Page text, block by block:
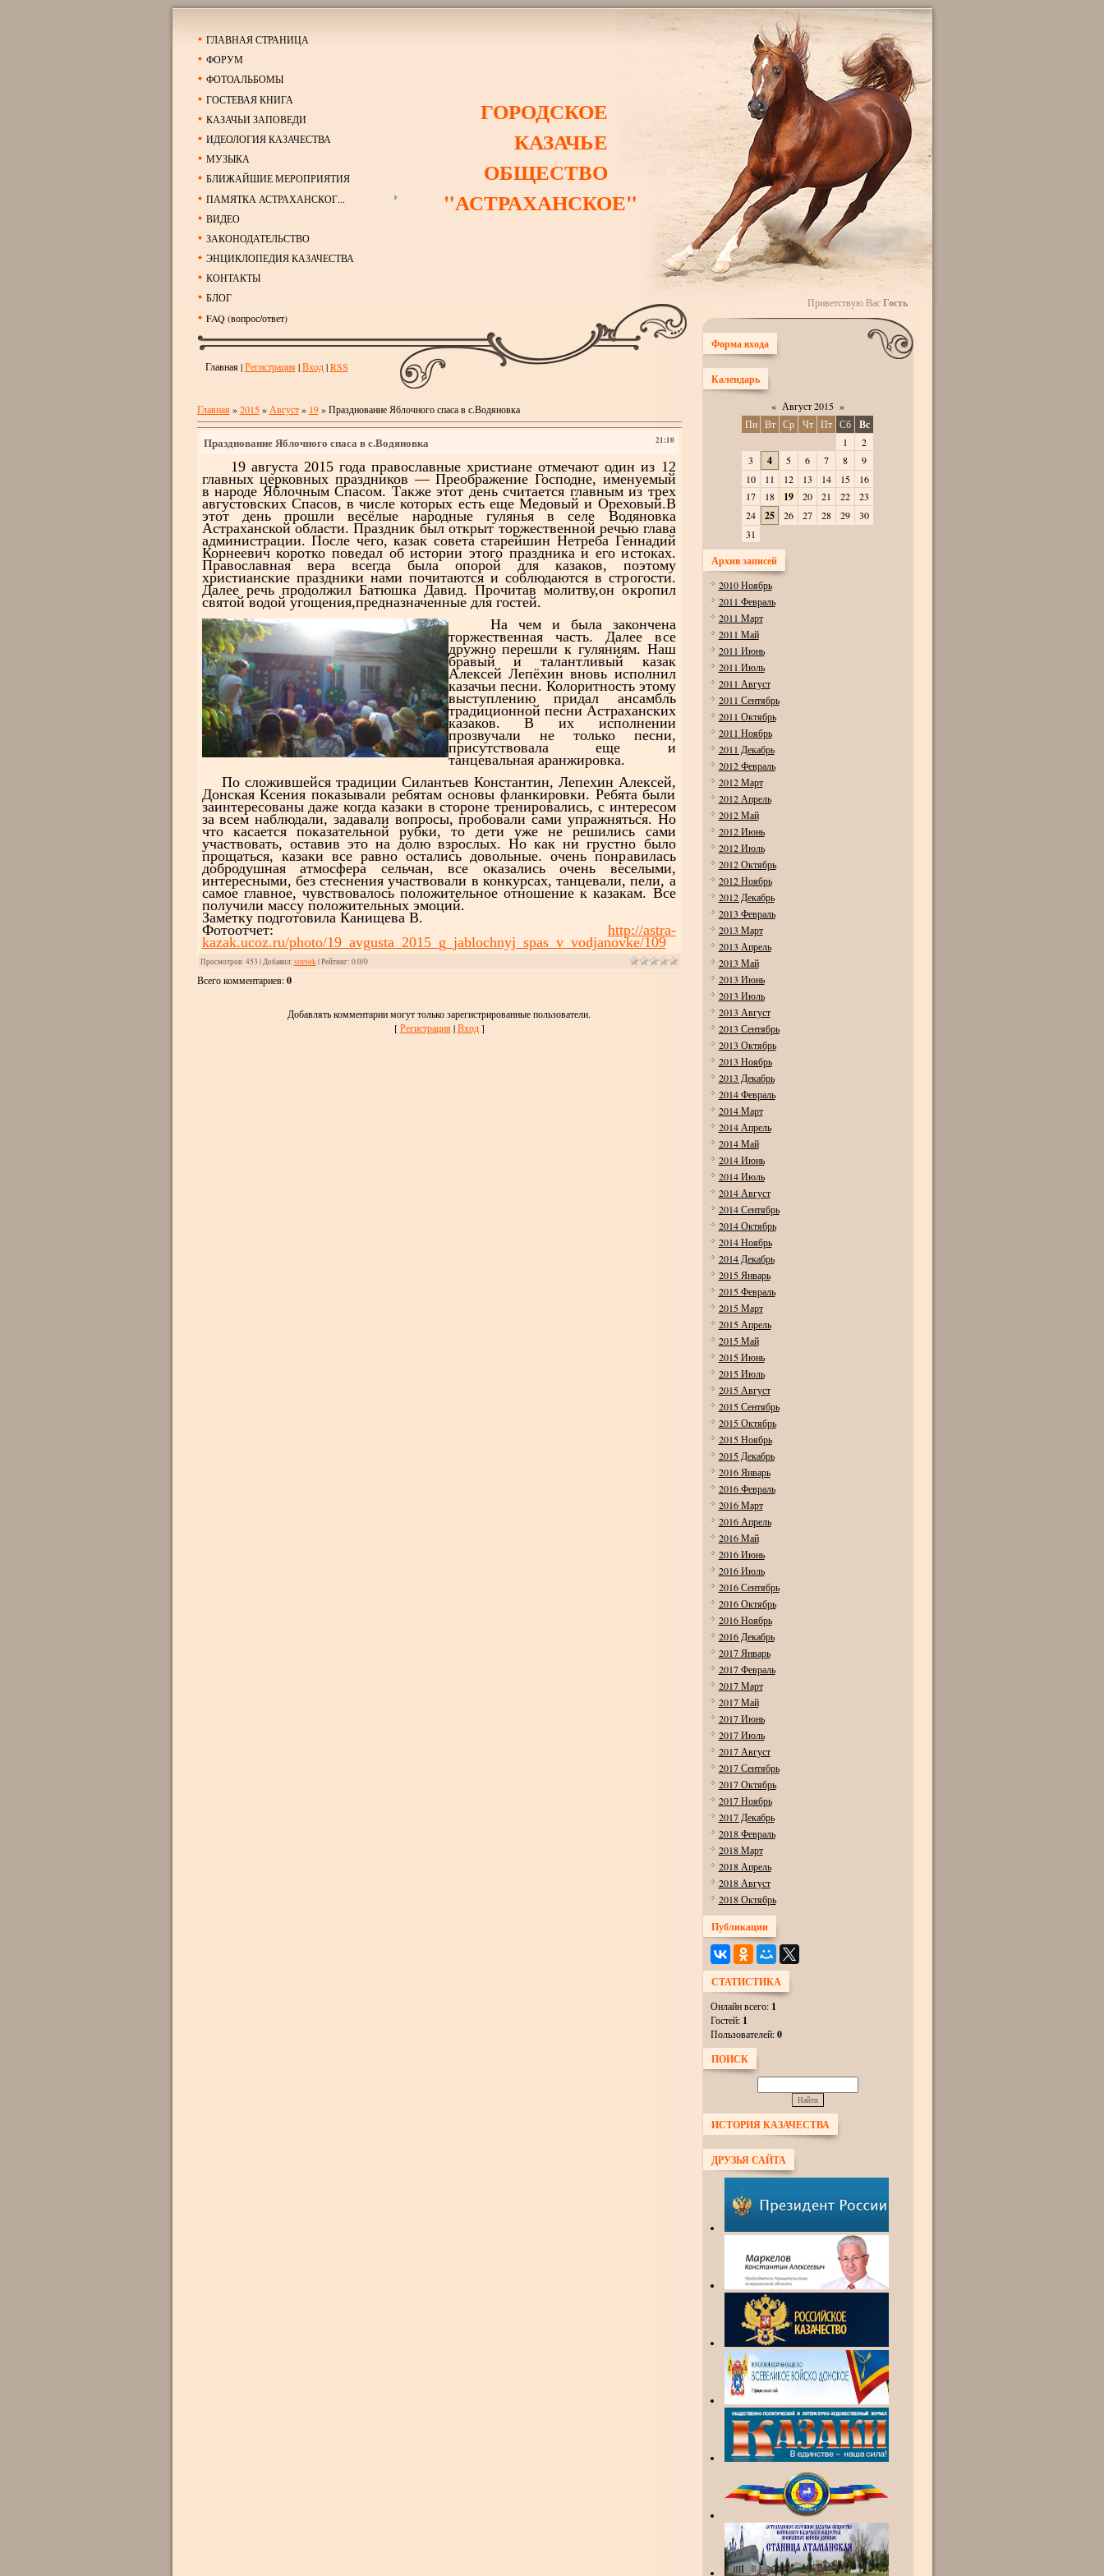
ГЛАВНАЯ СТРАНИЦА
ФОРУМ
ФОТОАЛЬБОМЫ
ГОСТЕВАЯ КНИГА
КАЗАЧЬИ ЗАПОВЕДИ
ИДЕОЛОГИЯ КАЗАЧЕСТВА
МУЗЫКА
БЛИЖАЙШИЕ МЕРОПРИЯТИЯ
ПАМЯТКА АСТРАХАНСКОГ...
ВИДЕО
ЗАКОНОДАТЕЛЬСТВО
ЭНЦИКЛОПЕДИЯ КАЗАЧЕСТВА
КОНТАКТЫ
БЛОГ
FAQ (вопрос/ответ)
ГОРОДСКОЕ
КАЗАЧЬЕ
ОБЩЕСТВО
"АСТРАХАНСКОЕ"
Главная|Регистрация |Вход|RSS
Главная »2015 » Август » 19» Празднование Яблочного спаса в с.Водяновка
21:10
Празднование Яблочного спаса в с.Водяновка
19 августа 2015 года православные христианеотмечают один из 12
главных церковных праздников — Преображение Господне, именуемый
в народе Яблочным Спасом. Также этот день считается главным из трех
августовских Спасов, в числе которых есть еще Медовый и Ореховый.В
этот день прошли весёлые народные гулянья в селе Водяновка
Астраханской области. Праздник был открыт торжественной речью глава
администрации. После чего, казак совета старейшин Нетреба Геннадий
Корнеевич коротко поведал об истории этого праздника и его истоках.
Православная вера всегда была опорой для казаков, поэтому
христианские праздники нами почитаются и соблюдаются в строгости.
Далее речь продолжил Батюшка Давид. Прочитав молитву,он окропил
святой водой угощения,предназначенные для гостей.
На чем и была закончена
торжественная часть. Далее все
дружно перешли к гуляниям. Наш
бравый и талантливый казак
Алексей Лепёхин вновь исполнил
казачьи песни. Колоритность этому
выступлению придал ансамбль
традиционной песни Астраханских
казаков. В их исполнении
прозвучали не только песни,
присутствовала еще и
танцевальная аранжировка.
По сложившейся традиции Силантьев Константин, Лепехин Алексей,
Донская Ксения показывали ребятам основы фланкировки. Ребята были
заинтересованы даже когда казаки в стороне тренировались, с интересом
за всем наблюдали, задавали вопросы, пробовали сами упражняться. Но
что касается показательной рубки, то дети уже не решились сами
участвовать, оставив это на долю взрослых. Но как ни грустно было
прощаться, казаки все равно остались довольные. очень понравилась
добродушная атмосфера сельчан, все оказались очень веселыми,
интересными, без стеснения участвовали в конкурсах, танцевали, пели, а
самое главное, чувствовалось положительное отношение к казакам. Все
получили массу положительных эмоций.
Заметку подготовила Канищева В.
Фотоотчет: http://astra-
kazak.ucoz.ru/photo/19_avgusta_2015_g_jablochnyj_spas_v_vodjanovke/109
Просмотров: 453 |Добавил: strelok|Рейтинг: 0.0/0
Всего комментариев:0
Добавлять комментарии могут только зарегистрированные пользователи.
[Регистрация |Вход]
Приветствую Вас Гость
Форма входа
Календарь
« Август 2015 »
Пн Вт Ср Чт Пт Сб Вс
1
2
3
4 5 6 7 8
9
10
11 12 13 14 15
16
17
18 19 20 21 22
23
24
25 26 27 28 29
30
31
Архив записей
2010 Ноябрь
2011 Февраль
2011 Март
2011 Май
2011 Июнь
2011 Июль
2011 Август
2011 Сентябрь
2011 Октябрь
2011 Ноябрь
2011 Декабрь
2012 Февраль
2012 Март
2012 Апрель
2012 Май
2012 Июнь
2012 Июль
2012 Октябрь
2012 Ноябрь
2012 Декабрь
2013 Февраль
2013 Март
2013 Апрель
2013 Май
2013 Июнь
2013 Июль
2013 Август
2013 Сентябрь
2013 Октябрь
2013 Ноябрь
2013 Декабрь
2014 Февраль
2014 Март
2014 Апрель
2014 Май
2014 Июнь
2014 Июль
2014 Август
2014 Сентябрь
2014 Октябрь
2014 Ноябрь
2014 Декабрь
2015 Январь
2015 Февраль
2015 Март
2015 Апрель
2015 Май
2015 Июнь
2015 Июль
2015 Август
2015 Сентябрь
2015 Октябрь
2015 Ноябрь
2015 Декабрь
2016 Январь
2016 Февраль
2016 Март
2016 Апрель
2016 Май
2016 Июнь
2016 Июль
2016 Сентябрь
2016 Октябрь
2016 Ноябрь
2016 Декабрь
2017 Январь
2017 Февраль
2017 Март
2017 Май
2017 Июнь
2017 Июль
2017 Август
2017 Сентябрь
2017 Октябрь
2017 Ноябрь
2017 Декабрь
2018 Февраль
2018 Март
2018 Апрель
2018 Август
2018 Октябрь
Публикации
СТАТИСТИКА
Онлайн всего: 1
Гостей: 1
Пользователей:0
ПОИСК
ИСТОРИЯ КАЗАЧЕСТВА
ДРУЗЬЯ САЙТА